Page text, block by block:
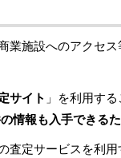
業施設へのアクセ
サイト 」を利用す
情報も入手できる
査定サービスを利